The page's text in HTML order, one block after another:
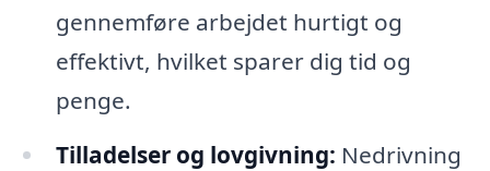
gennemføre arbejdet hurtigt og
effektivt, hvilket sparer dig tid og
penge.
Tilladelser og lovgivning: Nedrivning